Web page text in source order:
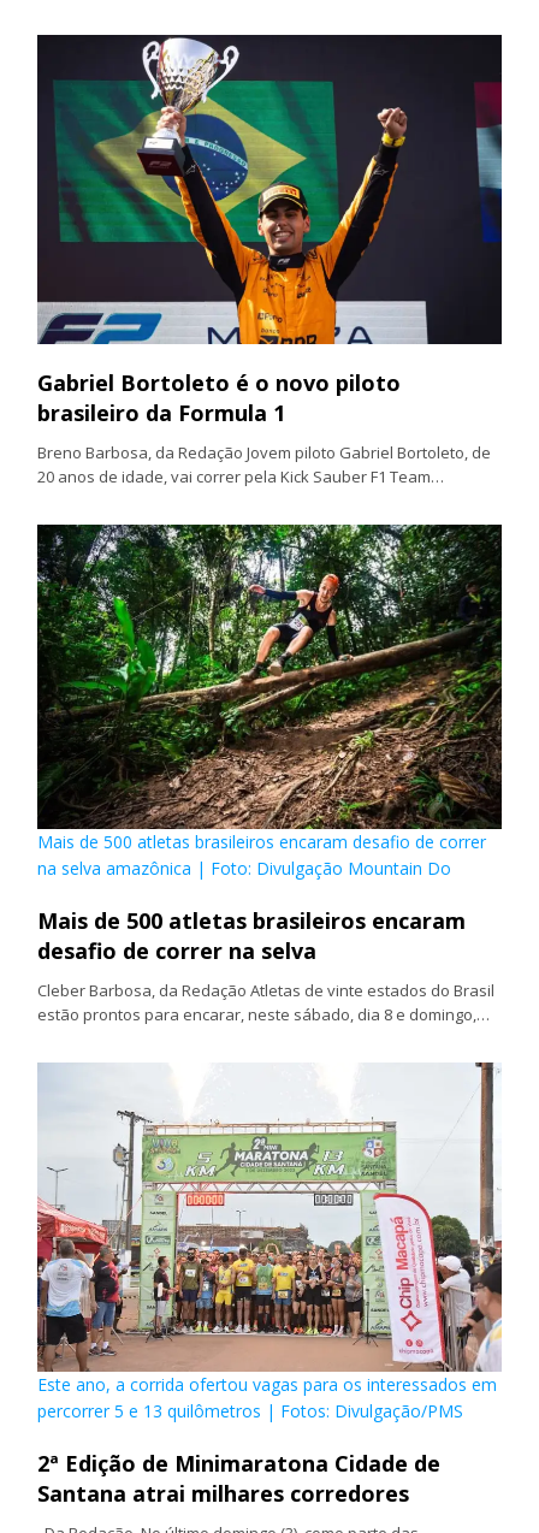
Gabriel Bortoleto é o novo piloto
brasileiro da Formula 1
Breno Barbosa, da Redação Jovem piloto Gabriel Bortoleto, de
20 anos de idade, vai correr pela Kick Sauber F1 Team…
Mais de 500 atletas brasileiros encaram desafio de correr
na selva amazônica | Foto: Divulgação Mountain Do
Mais de 500 atletas brasileiros encaram
desafio de correr na selva
Cleber Barbosa, da Redação Atletas de vinte estados do Brasil
estão prontos para encarar, neste sábado, dia 8 e domingo,…
Este ano, a corrida ofertou vagas para os interessados em
percorrer 5 e 13 quilômetros | Fotos: Divulgação/PMS
2ª Edição de Minimaratona Cidade de
Santana atrai milhares corredores